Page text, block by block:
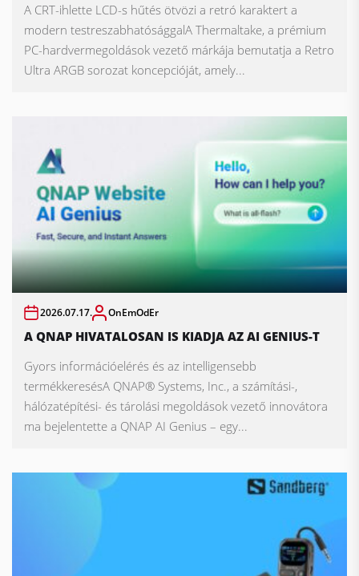
A CRT-ihlette LCD-s hűtés ötvözi a retró karaktert a
modern testreszabhatósággalA Thermaltake, a prémium
PC-hardvermegoldások vezető márkája bemutatja a Retro
Ultra ARGB sorozat koncepcióját, amely...
2026.07.17. OnEmOdEr
A QNAP HIVATALOSAN IS KIADJA AZ AI GENIUS-T
Gyors információelérés és az intelligensebb
termékkeresésA QNAP® Systems, Inc., a számítási-,
hálózatépítési- és tárolási megoldások vezető innovátora
ma bejelentette a QNAP AI Genius – egy...